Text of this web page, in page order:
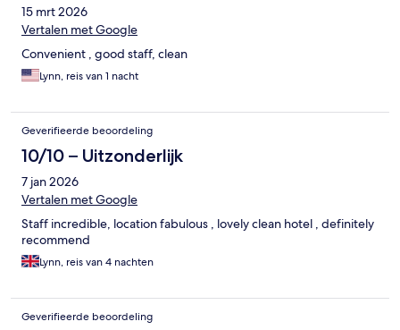
15 mrt 2026
Vertalen met Google
Convenient , good staff, clean
Lynn, reis van 1 nacht
Geverifieerde beoordeling
10/10 – Uitzonderlijk
7 jan 2026
Vertalen met Google
Staff incredible, location fabulous , lovely clean hotel , definitely
recommend
Lynn, reis van 4 nachten
Geverifieerde beoordeling